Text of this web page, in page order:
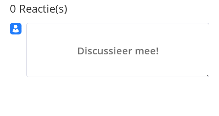
0 Reactie(s)
Discussieer mee!